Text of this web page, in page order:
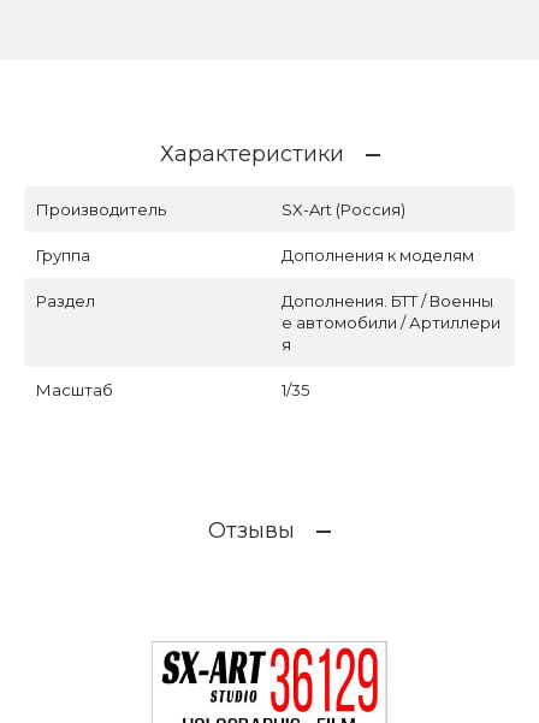
Характеристики
Производитель SX-Art (Россия)
Группа Дополнения к моделям
Раздел
Дополнения. БТТ / Военны
е автомобили / Артиллери
я
Масштаб 1/35
Отзывы